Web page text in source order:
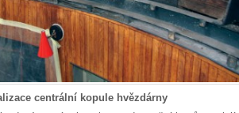
centrální kopule hvězdárny